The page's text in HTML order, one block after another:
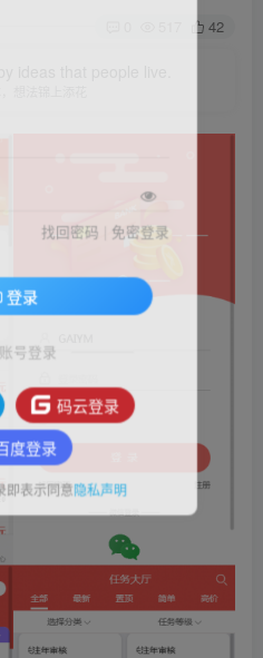
42
ideas that people live.
想法锦上添花
找回密码 免密登录
登录
号登录
码云登录
度登录
即表示同意隐私声明